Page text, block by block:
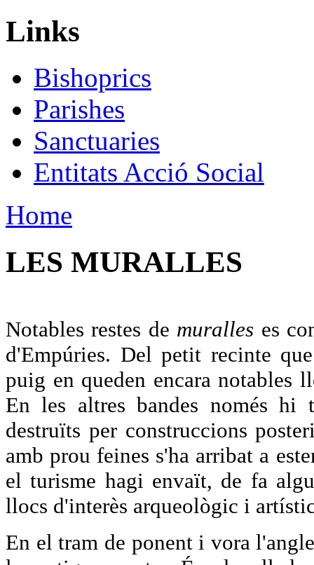
Links
Bishoprics
Parishes
Sanctuaries
Entitats Acció Social
Home
LES MURALLES
Notables restes de muralles es
d'Empúries. Del petit recinte
puig en queden encara notables
En les altres bandes només hi
destruïts per construccions
amb prou feines s'ha arribat a
el turisme hagi envaït, de fa
llocs d'interès arqueològic i
En el tram de ponent i vora